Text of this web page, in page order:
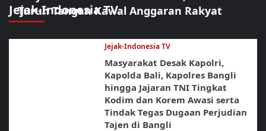
Jejak-Indonesia TV
Turun Tangan Kawal Anggaran Rakyat
Jejak-Indonesia TV
Masyarakat Desak Kapolri,
Kapolda Bali, Kapolres Bangli
hingga Jajaran TNI Tingkat
Kodim dan Korem Awasi serta
Tindak Tegas Dugaan Perjudian
Tajen di Bangli